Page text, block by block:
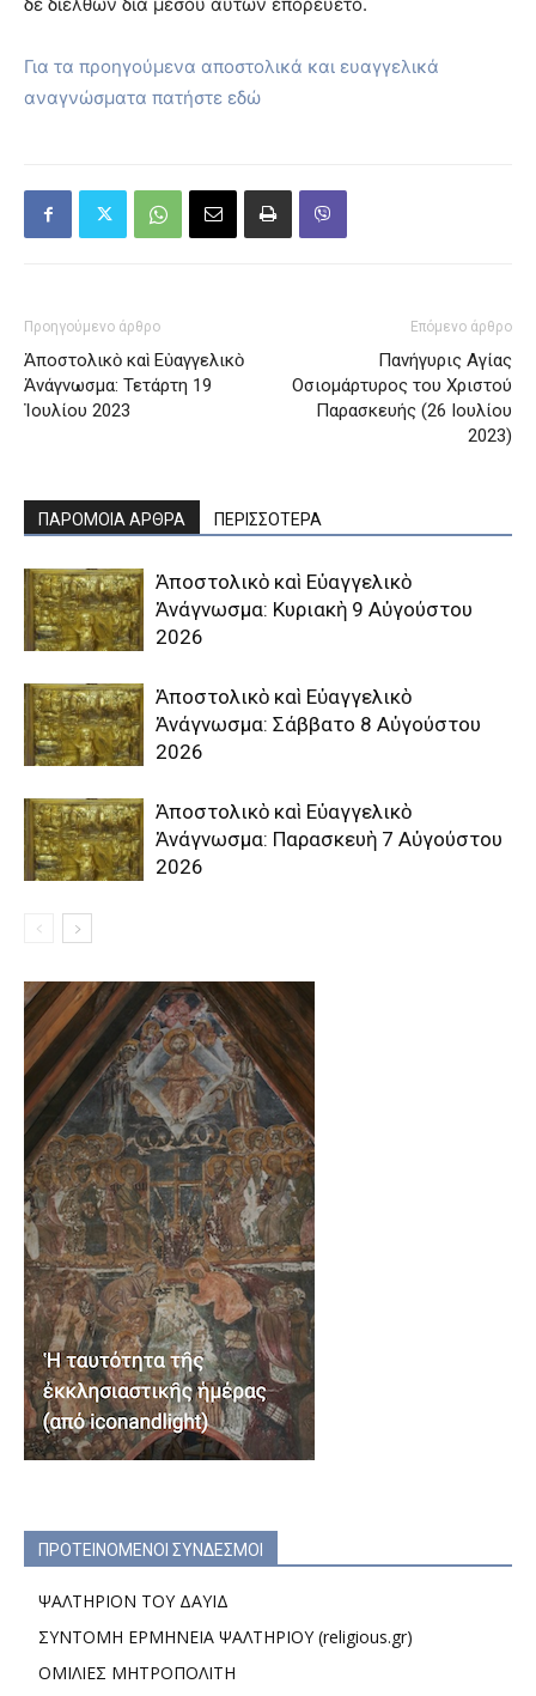
Για τα προηγούμενα αποστολικά και ευαγγελικά
αναγνώσματα πατήστε εδώ
Προηγούμενο άρθρο
Ἀποστολικὸ καὶ Εὐαγγελικὸ
Ἀνάγνωσμα: Τετάρτη 19
Ἰουλίου 2023
Επόμενο άρθρο
Πανήγυρις Αγίας
Οσιομάρτυρος του Χριστού
Παρασκευής (26 Ιουλίου
2023)
ΠΑΡΟΜΟΙΑ ΑΡΘΡΑ ΠΕΡΙΣΣΟΤΕΡΑ
Ἀποστολικὸ καὶ Εὐαγγελικὸ
Ἀνάγνωσμα: Κυριακὴ 9 Αὐγούστου
2026
Ἀποστολικὸ καὶ Εὐαγγελικὸ
Ἀνάγνωσμα: Σάββατο 8 Αὐγούστου
2026
Ἀποστολικὸ καὶ Εὐαγγελικὸ
Ἀνάγνωσμα: Παρασκευὴ 7 Αὐγούστου
2026
ΠΡΟΤΕΙΝΟΜΕΝΟΙ ΣΥΝΔΕΣΜΟΙ
ΨΑΛΤΗΡΙΟΝ ΤΟΥ ΔΑΥΙΔ
ΣΥΝΤΟΜΗ ΕΡΜΗΝΕΙΑ ΨΑΛΤΗΡΙΟΥ (religious.gr)
ΟΜΙΛΙΕΣ ΜΗΤΡΟΠΟΛΙΤΗ